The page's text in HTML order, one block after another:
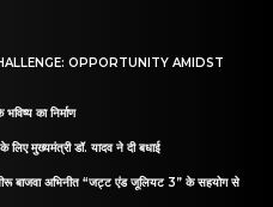
OPPORTUNITY AMIDST
का निर्माण
के लिए मुख्यमंत्री डॉ. यादव ने दी बधाई
बाजवा अभिनीत “जट्ट एंड जूलियट 3” के सहयोग से